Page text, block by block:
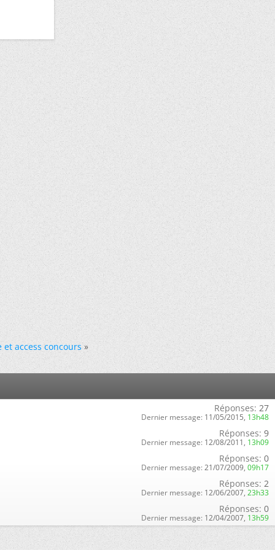
access concours »
Réponses: 27
Dernier message: 11/05/2015, 13h48
Réponses: 9
Dernier message: 12/08/2011, 13h09
Réponses: 0
Dernier message: 21/07/2009, 09h17
Réponses: 2
Dernier message: 12/06/2007, 23h33
Réponses: 0
Dernier message: 12/04/2007, 13h59